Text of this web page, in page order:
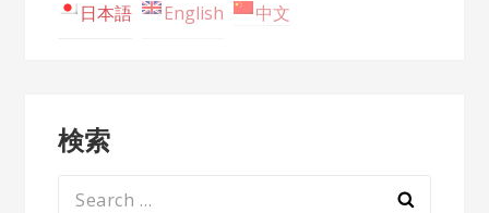
日本語 English 中文
検索
Search